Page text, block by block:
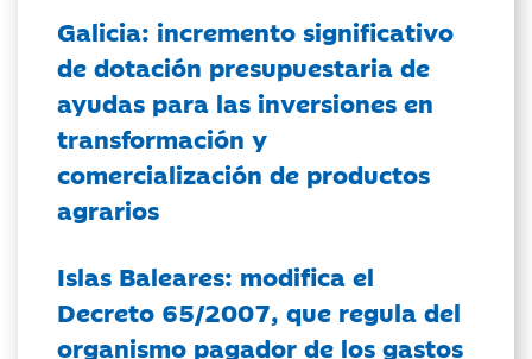
Galicia: incremento significativo
de dotación presupuestaria de
ayudas para las inversiones en
transformación y
comercialización de productos
agrarios
Islas Baleares: modifica el
Decreto 65/2007, que regula del
organismo pagador de los gastos